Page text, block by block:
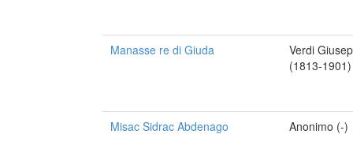
Manasse re di Giuda
Verdi
(1813-1901)
Misac Sidrac Abdenago Anonimo (-)